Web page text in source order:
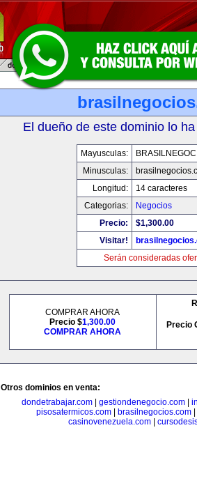
El dueño de este dominio lo
Mayusculas:
Minusculas:
Longitud:
14 caracteres
Categorias:
Negocios
Precio:
$1,300.00
Visitar!
Serán consideradas
COMPRAR AHORA
Precio $1,300.00
COMPRAR AHORA
Precio
Otros dominios en venta:
dondetrabajar.com| gestiondenegocio.com|
pisosatermicos.com
brasilnegocios.com
casinovenezuela.com